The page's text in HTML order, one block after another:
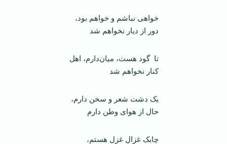
خواهی نباشم و خواهم بود،
دور از ديار نخواهم شد
تا گود هست، ميان‌دارم، اهل
کنار نخواهم شد
يک دشت شعر و سخن دارم،
حال از هوای وطن دارم
چابک غزالِ غزل هستم،